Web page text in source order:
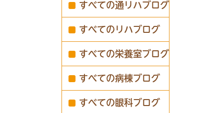
すべての通リハブログ
すべてのリハブログ
すべての栄養室ブログ
すべての病棟ブログ
すべての眼科ブログ